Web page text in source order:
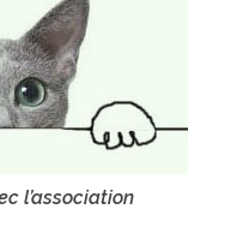
l’association